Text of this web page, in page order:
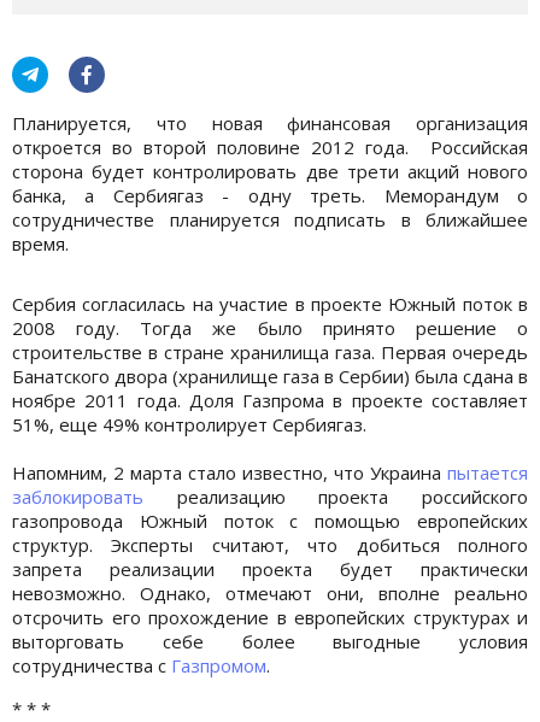
Планируется, что новая финансовая организация
откроется во второй половине 2012 года. Российская
сторона будет контролировать две трети акций нового
банка, а Сербиягаз - одну треть. Меморандум о
сотрудничестве планируется подписать в ближайшее
время.
Сербия согласилась на участие в проекте Южный поток в
2008 году. Тогда же было принято решение о
строительстве в стране хранилища газа. Первая очередь
Банатского двора (хранилище газа в Сербии) была сдана в
ноябре 2011 года. Доля Газпрома в проекте составляет
51%, еще 49% контролирует Сербиягаз.
Напомним, 2 марта стало известно, что Украина пытается
заблокировать реализацию проекта российского
газопровода Южный поток с помощью европейских
структур. Эксперты считают, что добиться полного
запрета реализации проекта будет практически
невозможно. Однако, отмечают они, вполне реально
отсрочить его прохождение в европейских структурах и
выторговать себе более выгодные условия
сотрудничества с Газпромом.
* * *